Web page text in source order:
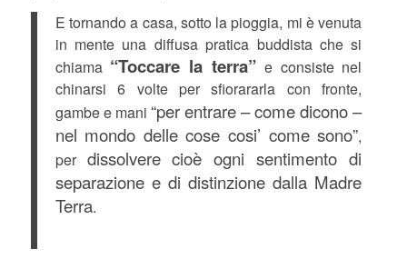
E tornando a casa, sotto la pioggia, mi è venuta
in mente una diffusa pratica buddista che si
chiama “Toccare la terra”e consiste nel
chinarsi 6 volte per sfiorararla con fronte,
gambe e mani “per entrare – come dicono –
nel mondo delle cose cosi’ come sono”,
per dissolvere cioè ogni sentimento di
separazione e di distinzione dalla Madre
Terra.